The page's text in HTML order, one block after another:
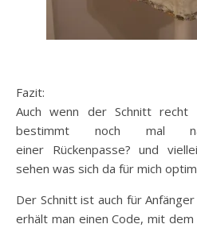
Fazit:
Auch wenn der Schnitt
bestimmt noch mal
einer Rückenpasse? und
sehen was sich da für mich
Der Schnitt ist auch für
erhält man einen Code, mit